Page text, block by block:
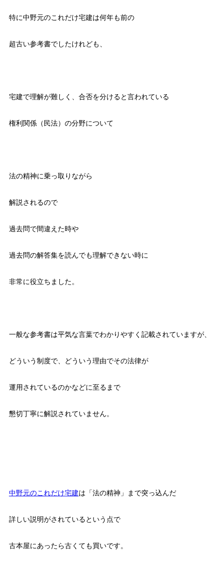
特に中野元のこれだけ宅建は何年も前の
超古い参考書でしたけれども、
宅建で理解が難しく、合否を分けると言われている
権利関係（民法）の分野について
法の精神に乗っ取りながら
解説されるので
過去問で間違えた時や
過去問の解答集を読んでも理解できない時に
非常に役立ちました。
一般な参考書は平気な言葉でわかりやすく記載されていますが、
どういう制度で、どういう理由でその法律が
運用されているのかなどに至るまで
懇切丁寧に解説されていません。
中野元のこれだけ宅建は「法の精神」まで突っ込んだ
詳しい説明がされているという点で
古本屋にあったら古くても買いです。